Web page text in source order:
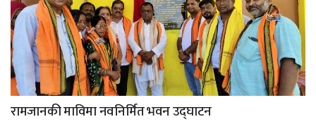
रामजानकी माविमा नवनिर्मित भवन उद्घाटन